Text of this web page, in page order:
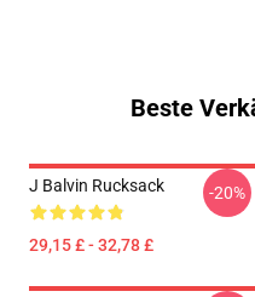
Beste
J Balvin Rucksack
29,15 £ - 32,78 £
-20%